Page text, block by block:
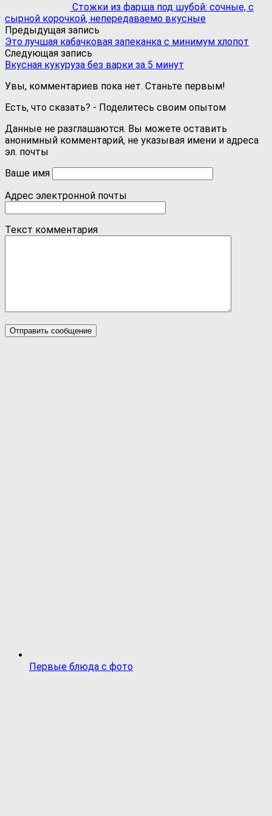
Стожки из фарша под шубой: сочные, с
сырной корочкой, непередаваемо вкусные
Предыдущая запись
Это лучшая кабачковая запеканка с минимум хлопот
Следующая запись
Вкусная кукуруза без варки за 5 минут
Увы, комментариев пока нет. Станьте первым!
Есть, что сказать? - Поделитесь своим опытом
Данные не разглашаются. Вы можете оставить
анонимный комментарий, не указывая имени и адреса
эл. почты
Ваше имя
Адрес электронной почты
Текст комментария
Первые блюда с фото